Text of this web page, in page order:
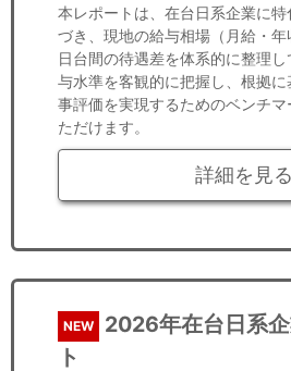
本レポートは、在台日系企業に
づき、現地の給与相場（月給・
日台間の待遇差を体系的に整理
与水準を客観的に把握し、根拠に
事評価を実現するためのベンチ
ただけます。
詳細を見る
NEW
2026年在台日系
ト